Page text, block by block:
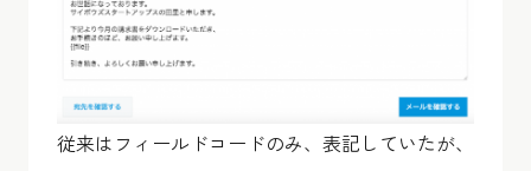
従来はフィールドコードのみ、表記していたが、